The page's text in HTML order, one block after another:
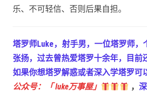
乐、不可轻信、否则后果自担。
塔罗师Luke，射手男，一位塔罗师，
张扬，过去曾热爱塔罗十余年，目前
如果你想塔罗解惑或者深入学塔罗可
公众号：「 luke万事屋」
，